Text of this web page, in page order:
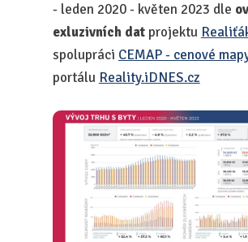
- leden 2020 - květen 2023 dle
exluzivních dat projektu
spolupráci CEMAP - cenové
portálu Reality.iDNES.cz